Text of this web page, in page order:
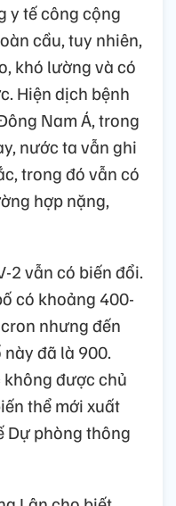
y tế công cộng
cầu, tuy nhiên,
khó lường và có
Hiện dịch bệnh
Nam Á, trong
nước ta vẫn ghi
trong đó vẫn có
hợp nặng,
2 vẫn có biến đổi.
có khoảng 400-
nhưng đến
đã là 900.
được chủ
thể mới xuất
Dự phòng thông